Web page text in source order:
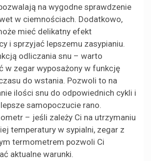
na wygodne sprawdzenie
w ciemnościach. Dodatkowo,
mieć delikatny efekt
i sprzyjać lepszemu zasypianiu.
odliczania snu – warto
w zegar wyposażony w funkcję
do wstania. Pozwoli to na
ilości snu do odpowiednich cykli i
samopoczucie rano.
– jeśli zależy Ci na utrzymaniu
temperatury w sypialni, zegar z
termometrem pozwoli Ci
aktualne warunki.